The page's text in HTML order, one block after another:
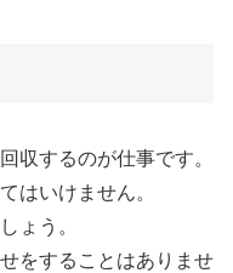
収するのが仕事です。
はいけません。
ょう。
をすることはありませ